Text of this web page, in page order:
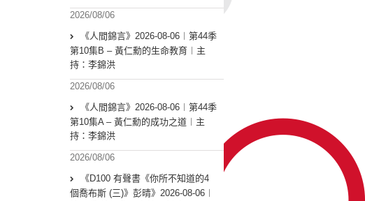
2026/08/06
《人間錦言》2026-08-06︱第44季
第10集B – 黃仁勳的生命教育︱主
持：李錦洪
2026/08/06
《人間錦言》2026-08-06︱第44季
第10集A – 黃仁勳的成功之道︱主
持：李錦洪
2026/08/06
《D100 有聲書《你所不知道的4
個喬布斯 (三)》彭晴》2026-08-06︱